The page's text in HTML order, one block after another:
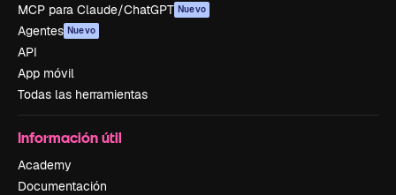
MCP para Claude/ChatGPT Nuevo
Agentes Nuevo
API
App móvil
Todas las herramientas
Información útil
Academy
Documentación